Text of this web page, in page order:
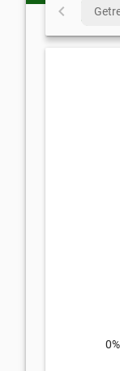
Gedüngt
chevron_left
0